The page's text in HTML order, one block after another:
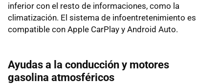
inferior con el resto de informaciones, como la
climatización. El sistema de infoentretenimiento es
compatible con Apple CarPlay y Android Auto.
Ayudas a la conducción y motores
gasolina atmosféricos